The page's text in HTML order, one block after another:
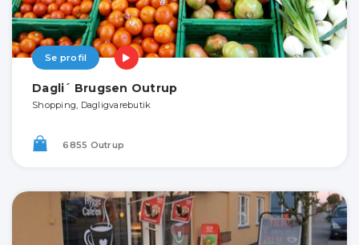
Se profil
Dagli´ Brugsen Outrup
Shopping, Dagligvarebutik
6855 Outrup